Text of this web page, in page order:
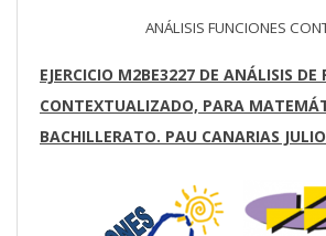
ANÁLISIS FUNCIONES
EJERCICIO M2BE3227 DE ANÁLISIS DE
CONTEXTUALIZADO, PARA
BACHILLERATO. PAU CANARIAS